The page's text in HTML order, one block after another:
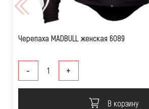
Черепаха MADBULL женская 6089
- +
В корзину